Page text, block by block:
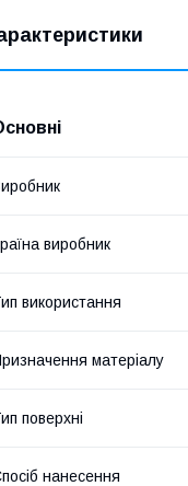
виробник
використання
матеріалу
поверхні
нанесення